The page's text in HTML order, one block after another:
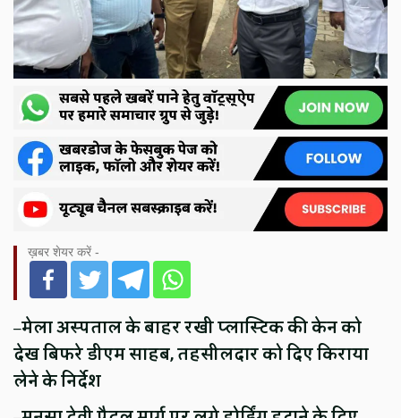
ख़बर शेयर करें -
–मेला अस्पताल के बाहर रखी प्लास्टिक की केन को
देख बिफरे डीएम साहब, तहसीलदार को दिए किराया
लेने के निर्देश